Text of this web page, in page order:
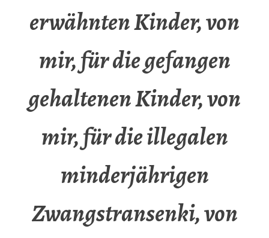
erwähnten Kinder, von
mir, für die gefangen
gehaltenen Kinder, von
mir, für die illegalen
minderjährigen
Zwangstransenki, von